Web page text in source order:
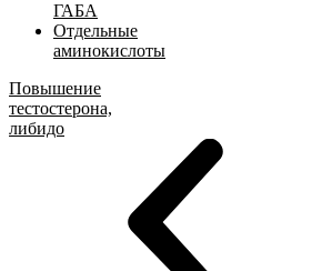
ГАБА
Отдельные
аминокислоты
Повышение
тестостерона,
либидо